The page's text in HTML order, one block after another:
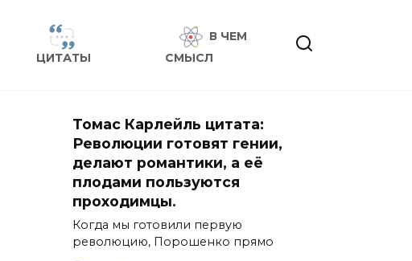
ЦИТАТЫ
В ЧЕМ
СМЫСЛ
Томас Карлейль цитата:
Революции готовят гении,
делают романтики, а её
плодами пользуются
проходимцы.
Когда мы готовили первую
революцию, Порошенко прямо